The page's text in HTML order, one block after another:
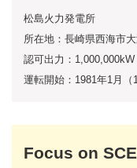
松島火力発電所
所在地：長崎県西海市
認可出力：1,000,000kW
運転開始：1981年1月（
Focus on